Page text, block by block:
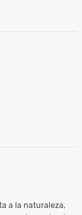
a la naturaleza,